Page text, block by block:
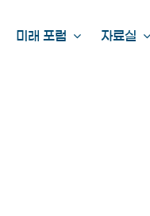
미래 포럼 자료실